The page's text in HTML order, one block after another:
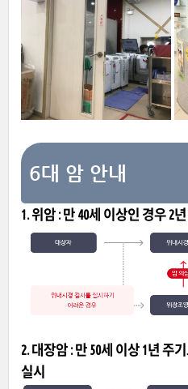
6대 암 안내
1. 위암 : 만 40세 이상인 경우 2
2. 대장암 : 만 50세 이상 1년 주
실시